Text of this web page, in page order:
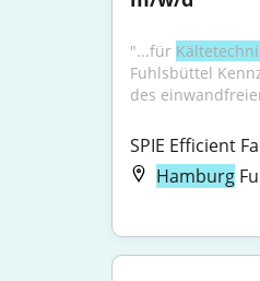
"...für
Fuhlsbüttel
des
SPIE Efficient
Hamburg